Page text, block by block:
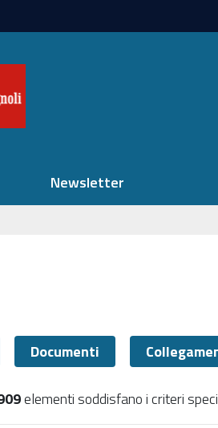
Newsletter
Documenti
elementi soddisfano i criteri